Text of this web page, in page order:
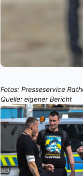
Fotos: Presseservice
Quelle: eigener Bericht